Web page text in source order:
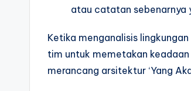
atau catatan sebenarnya
Ketika menganalisis
tim untuk memetakan keadaan
merancang arsitektur ‘Yang